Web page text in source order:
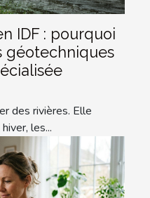
IDF : pourquoi
géotechniques
des rivières. Elle
les...